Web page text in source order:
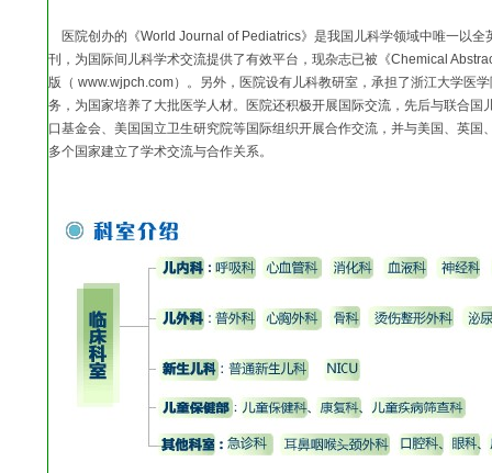
医院创办的《World Journal of Pediatrics》是我国儿科学领域中唯一以全
刊，为国际间儿科学术交流提供了有效平台，现杂志已被《Chemical
版（ www.wjpch.com）。另外，医院设有儿科教研室，承担了浙江大学医
务，为国家培养了大批医学人材。医院还积极开展国际交流，先后与联合国
口基金会、美国国立卫生研究院等国际组织开展合作交流，并与美国、英国
多个国家建立了学术交流与合作关系。